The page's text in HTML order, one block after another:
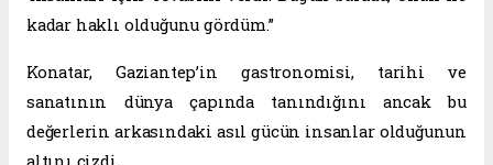
kadar haklı olduğunu gördüm.”
Konatar, Gaziantep’in gastronomisi, tarihi ve
sanatının dünya çapında tanındığını ancak bu
değerlerin arkasındaki asıl gücün insanlar olduğunun